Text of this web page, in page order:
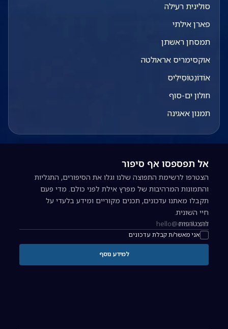
סולינית רעילה
פארן אילתי
תמסחן ראשתן
אוקסימריס אראולטה
אוֹדוֹנְטוֹסִילִיס
חולון ים-סוף
תמנון אאגינה
אל תפספסו אף סיפור
הצטרפו לרשימת התפוצה שלנו וגלו את הסיפורים, התגליות
והתמונות המרהיבות של מפרץ אילת לפני כולם. מדי פעם
תקבלו מאתנו עדכונים, תכנים מקוריים ומידע בלעדי על
חיי השונית.
כתובת אימייל להרשמה לניוזלטר
אני מאשר/ת קבלת עדכונים
להצטרפות
למידע נוסף